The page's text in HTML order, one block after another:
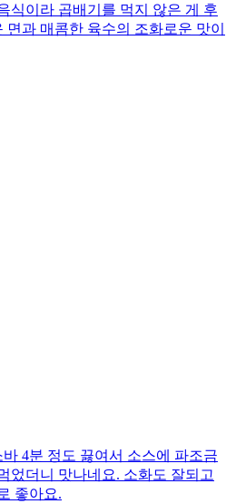
식이라 곱배기를 먹지 않은 게 후
과 매콤한 육수의 조화로운 맛이
4분 정도 끓여서 소스에 파조금
었더니 맛나네요. 소화도 잘되고
좋아요.